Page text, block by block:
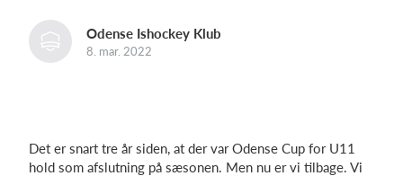
Kalender
Billetsystem
Odense Ishockey Klub
8. mar. 2022
Det er snart tre år siden, at der var Odense Cup for U11
hold som afslutning på sæsonen. Men nu er vi tilbage. Vi